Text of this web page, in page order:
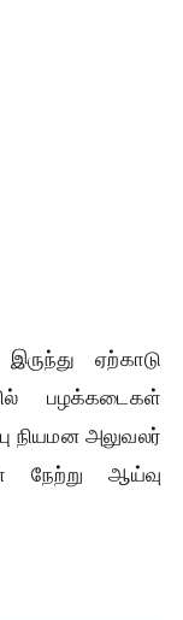
ஏற்காடு
பழக்கடைகள்
நியமன அலுவலர்
நேற்று ஆய்வு